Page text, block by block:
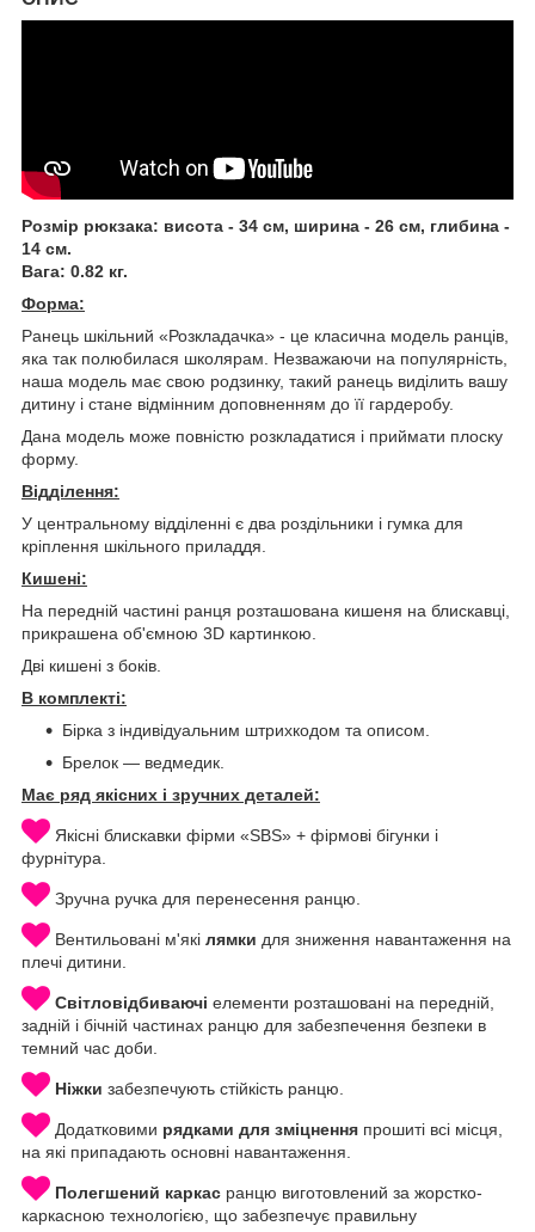
Розмір рюкзака: висота - 34 см, ширина - 26 см, глибина -
14 см.
Вага: 0.82 кг.
Форма:
Ранець шкільний «Розкладачка» - це класична модель ранців,
яка так полюбилася школярам. Незважаючи на популярність,
наша модель має свою родзинку, такий ранець виділить вашу
дитину і стане відмінним доповненням до її гардеробу.
Дана модель може повністю розкладатися і приймати плоску
форму.
Відділення:
У центральному відділенні є два роздільники і гумка для
кріплення шкільного приладдя.
Кишені:
На передній частині ранця розташована кишеня на блискавці,
прикрашена об'ємною 3D картинкою.
Дві кишені з боків.
В комплекті:
Бірка з індивідуальним штрихкодом та описом.
Брелок — ведмедик.
Має ряд якісних і зручних деталей:
Якісні блискавки фірми «SBS» + фірмові бігунки і
фурнітура.
Зручна ручка для перенесення ранцю.
Вентильовані м'які лямки для зниження навантаження на
плечі дитини.
Світловідбиваючі елементи розташовані на передній,
задній і бічній частинах ранцю для забезпечення безпеки в
темний час доби.
Ніжки забезпечують стійкість ранцю.
Додатковими рядками для зміцнення прошиті всі місця,
на які припадають основні навантаження.
Полегшений каркас ранцю виготовлений за жорстко-
каркасною технологією, що забезпечує правильну